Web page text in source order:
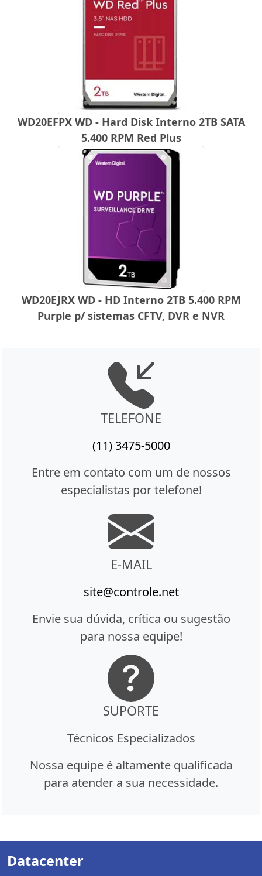
WD20EFPX WD - Hard Disk Interno 2TB SATA
5.400 RPM Red Plus
WD20EJRX WD - HD Interno 2TB 5.400 RPM
Purple p/ sistemas CFTV, DVR e NVR
TELEFONE
(11) 3475-5000
Entre em contato com um de nossos
especialistas por telefone!
E-MAIL
site@controle.net
Envie sua dúvida, crítica ou sugestão
para nossa equipe!
SUPORTE
Técnicos Especializados
Nossa equipe é altamente qualificada
para atender a sua necessidade.
Datacenter